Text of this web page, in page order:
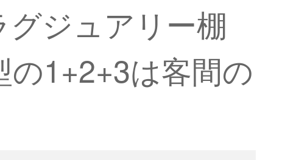
ジュアリー棚
1+2+3は客間の